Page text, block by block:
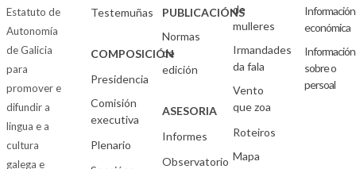
Estatuto de
Autonomía
de Galicia
para
promover e
difundir a
lingua e a
cultura
galega e
Testemuñas
COMPOSICIÓN
Presidencia
Comisión
executiva
Plenario
PUBLICACIÓNS
Normas
de
edición
ASESORIA
Informes
Observatorio
de
mulleres
Irmandades
da fala
Vento
que zoa
Roteiros
Mapa
Información
económica
Información
sobre o
persoal